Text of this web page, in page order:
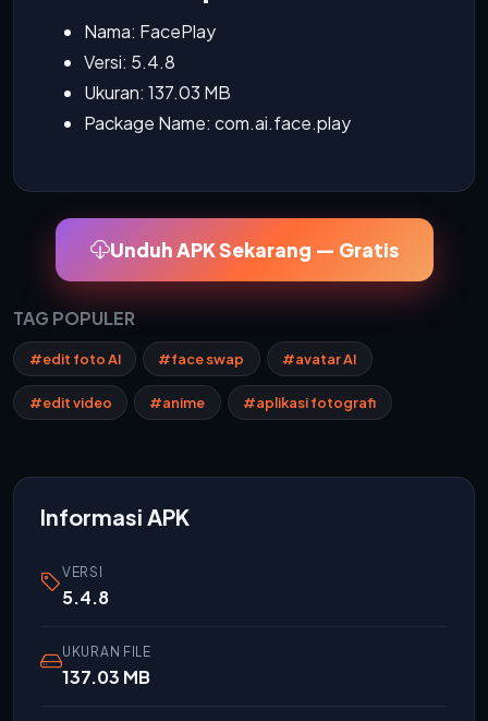
Nama: FacePlay
Versi: 5.4.8
Ukuran: 137.03 MB
Package Name: com.ai.face.play
Unduh APK Sekarang — Gratis
TAG POPULER
#edit foto AI #face swap #avatar AI
#edit video #anime #aplikasi fotografi
Informasi APK
VERSI
5.4.8
UKURAN FILE
137.03 MB